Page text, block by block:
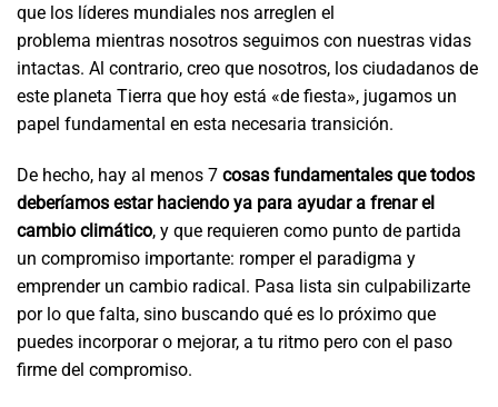
que los líderes mundiales nos arreglen el
problema mientras nosotros seguimos con nuestras vidas
intactas. Al contrario, creo que nosotros, los ciudadanos de
este planeta Tierra que hoy está «de fiesta», jugamos un
papel fundamental en esta necesaria transición.
De hecho, hay al menos 7 cosas fundamentales que todos
deberíamos estar haciendo ya para ayudar a frenar el
cambio climático, y que requieren como punto de partida
un compromiso importante: romper el paradigma y
emprender un cambio radical. Pasa lista sin culpabilizarte
por lo que falta, sino buscando qué es lo próximo que
puedes incorporar o mejorar, a tu ritmo pero con el paso
firme del compromiso.